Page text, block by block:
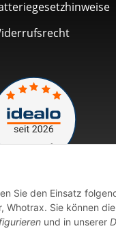
Sie den Einsatz
Whotrax. Sie können
und in unserer